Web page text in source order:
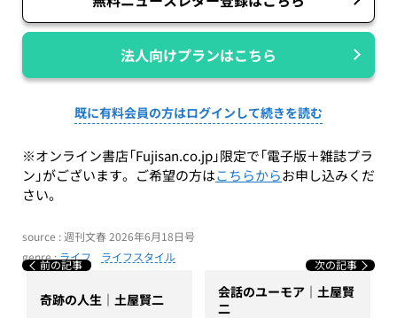
法人向けプランはこちら
既に有料会員の方はログインして続きを読む
※オンライン書店「Fujisan.co.jp」限定で「電子版＋雑誌プラ
ン」がございます。ご希望の方はこちらからお申し込みくだ
さい。
source : 週刊文春 2026年6月18日号
genre :ライフ ライフスタイル
前の記事
奇跡の人生｜土屋賢二
次の記事
会話のユーモア｜土屋賢
二